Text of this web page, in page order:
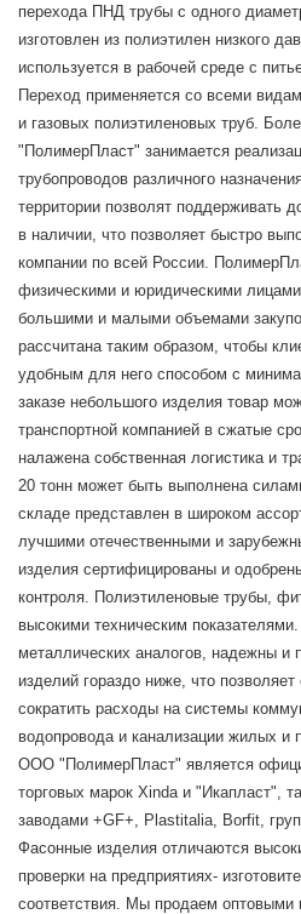
перехода ПНД трубы с одного
изготовлен из полиэтилен низкого
используется в рабочей среде с
Переход применяется со всеми
и газовых полиэтиленовых труб.
"ПолимерПласт" занимается
трубопроводов различного
территории позволят поддерживать
в наличии, что позволяет быстро
компании по всей России.
физическими и юридическими
большими и малыми объемами
рассчитана таким образом, чтобы
удобным для него способом с
заказе небольшого изделия товар
транспортной компанией в сжатые
налажена собственная логистика и
20 тонн может быть выполнена
складе представлен в широком
лучшими отечественными и
изделия сертифицированы и
контроля. Полиэтиленовые трубы,
высокими техническим
металлических аналогов, надежны и
изделий гораздо ниже, что
сократить расходы на системы
водопровода и канализации жилых и
ООО "ПолимерПласт" является
торговых марок Xinda и "Икапласт",
заводами +GF+, Plastitalia, Borfit,
Фасонные изделия отличаются
проверки на предприятиях-
соответствия. Мы продаем оптовыми